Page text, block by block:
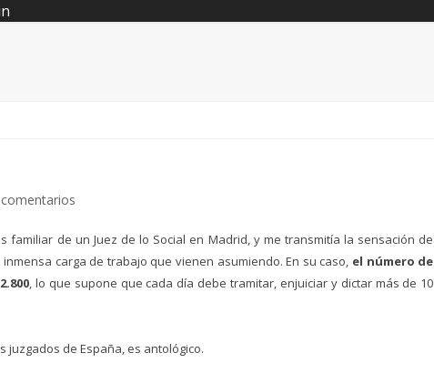
de un Juez de lo Social en Madrid, y me transmitía la sensación de
carga de trabajo que vienen asumiendo. En su caso, el número de
, lo que supone que cada día debe tramitar, enjuiciar y dictar más de 10
juzgados de España, es antológico.